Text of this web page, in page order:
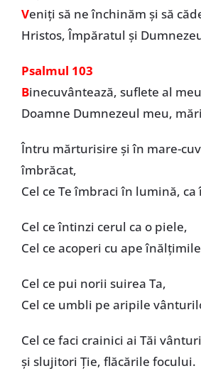
Veniți să ne închinăm și să
Hristos, Împăratul și
Psalmul 103
Binecuvântează, suflete al
Doamne Dumnezeul meu,
Întru mărturisire și în mare-
îmbrăcat,
Cel ce Te îmbraci în lumină,
Cel ce întinzi cerul ca o piele,
Cel ce acoperi cu ape
Cel ce pui norii suirea Ta,
Cel ce umbli pe aripile
Cel ce faci crainici ai Tăi
și slujitori Ție, flăcările focului.